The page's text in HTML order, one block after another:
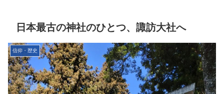
日本最古の神社のひとつ、諏訪大社へ
信仰・歴史